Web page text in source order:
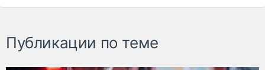
Публикации по теме